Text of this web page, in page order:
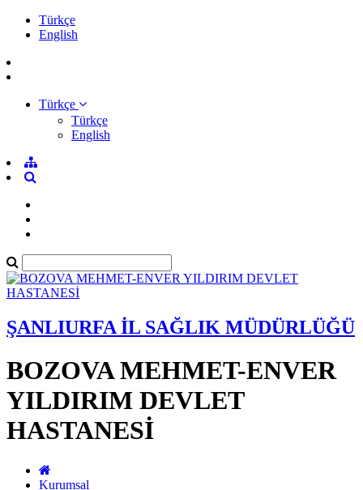
Türkçe
English
Türkçe
Türkçe
English
ŞANLIURFA İL SAĞLIK MÜDÜRLÜĞÜ
BOZOVA MEHMET-ENVER
YILDIRIM DEVLET
HASTANESİ
Kurumsal